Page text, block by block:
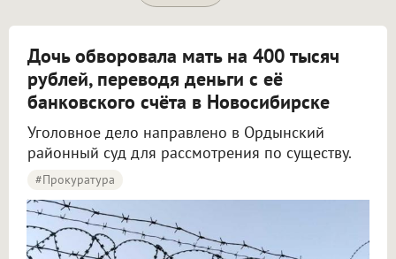
Дочь обворовала мать на 400 тысяч
рублей, переводя деньги с её
банковского счёта в Новосибирске
Уголовное дело направлено в Ордынский
районный суд для рассмотрения по существу.
#Прокуратура